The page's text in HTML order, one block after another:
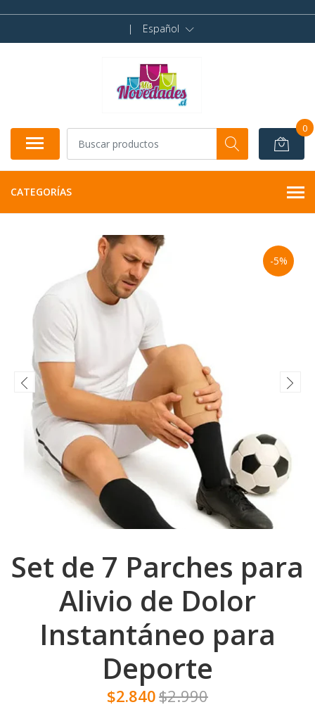
| Español
0
CATEGORÍAS
-5%
Set de 7 Parches para
Alivio de Dolor
Instantáneo para
Deporte
$2.840$2.990